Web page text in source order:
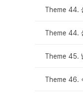
Theme 44.
Theme 44.
Theme 45.
Theme 46.